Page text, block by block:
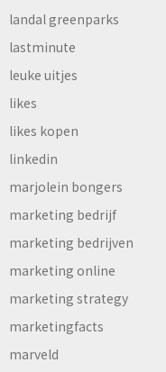
landal greenparks
lastminute
leuke uitjes
likes
likes kopen
linkedin
marjolein bongers
marketing bedrijf
marketing bedrijven
marketing online
marketing strategy
marketingfacts
marveld